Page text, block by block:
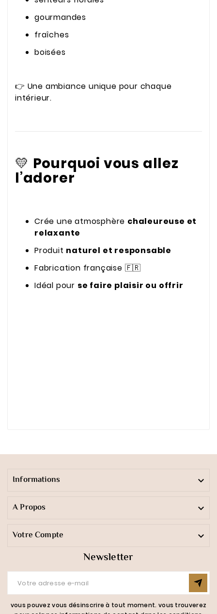
gourmandes
fraîches
boisées
👉 Une ambiance unique pour chaque
intérieur.
💛 Pourquoi vous allez
l’adorer
Crée une atmosphère chaleureuse et
relaxante
Produit naturel et responsable
Fabrication française 🇫🇷
Idéal pour se faire plaisir ou offrir
Informations 
A Propos 
Votre Compte 
Newsletter
vous pouvez vous désinscrire à tout moment. vous trouverez